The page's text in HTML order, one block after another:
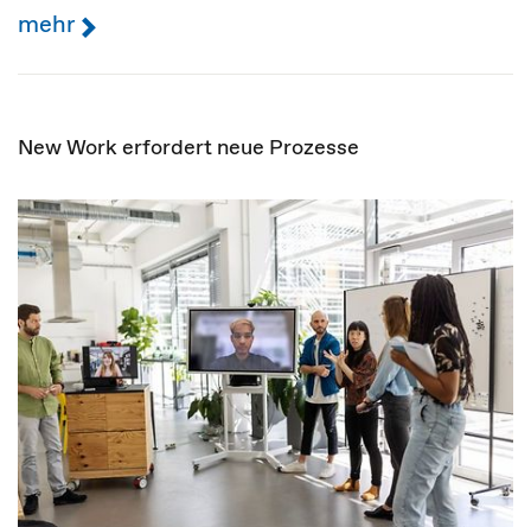
mehr
New Work erfordert neue Prozesse